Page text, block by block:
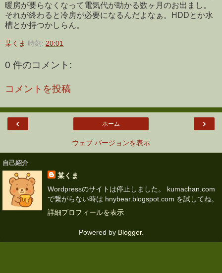
暖房が要らなくなって電気代が助かる数ヶ月のお出まし。
それが終わると冷房が必要になるんだよなぁ。HDDとか水
槽とか持つかしらん。
某くま 時刻: 20:01
0 件のコメント:
コメントを投稿
‹ ›
ホーム
ウェブ バージョンを表示
自己紹介
某くま
Wordpressのサイトは停止しました。 kumachan.com
で繋がらない時は hnybear.blogspot.com を試してね。
詳細プロフィールを表示
Powered by Blogger.